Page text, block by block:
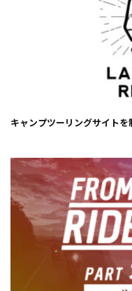
キャンプツーリングサイトを